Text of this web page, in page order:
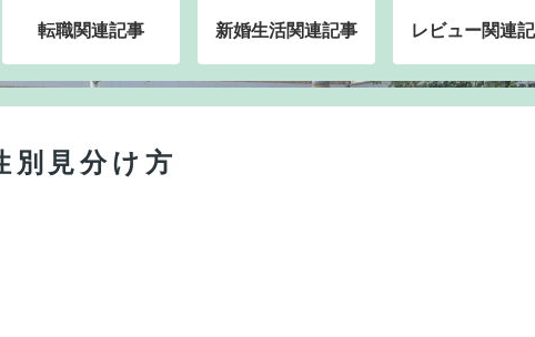
転職関連記事 新婚生活関連記事 レビュー関連
別見分け方